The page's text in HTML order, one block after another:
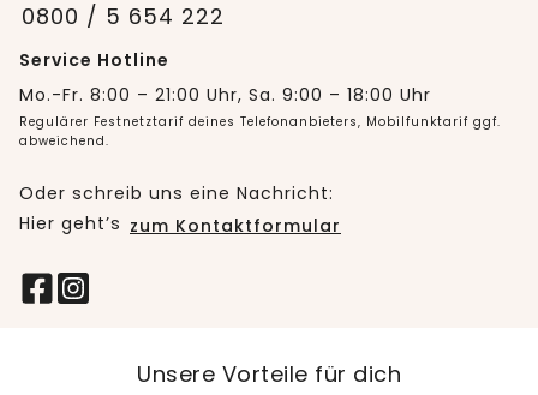
0800 / 5 654 222
Service Hotline
Mo.-Fr. 8:00 – 21:00 Uhr, Sa. 9:00 – 18:00 Uhr
Regulärer Festnetztarif deines Telefonanbieters, Mobilfunktarif ggf.
abweichend.
Oder schreib uns eine Nachricht:
Hier geht’s zum Kontaktformular
Unsere Vorteile für dich